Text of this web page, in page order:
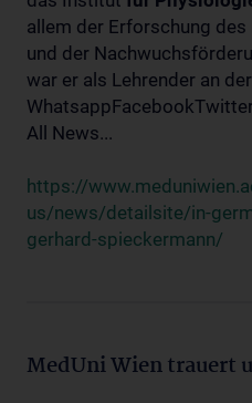
allem der Erforschung
und der
war er als Lehrender an
All News...
https://
us/news/detailsite/in-
gerhard-spieckermann/
MedUni Wien trauert